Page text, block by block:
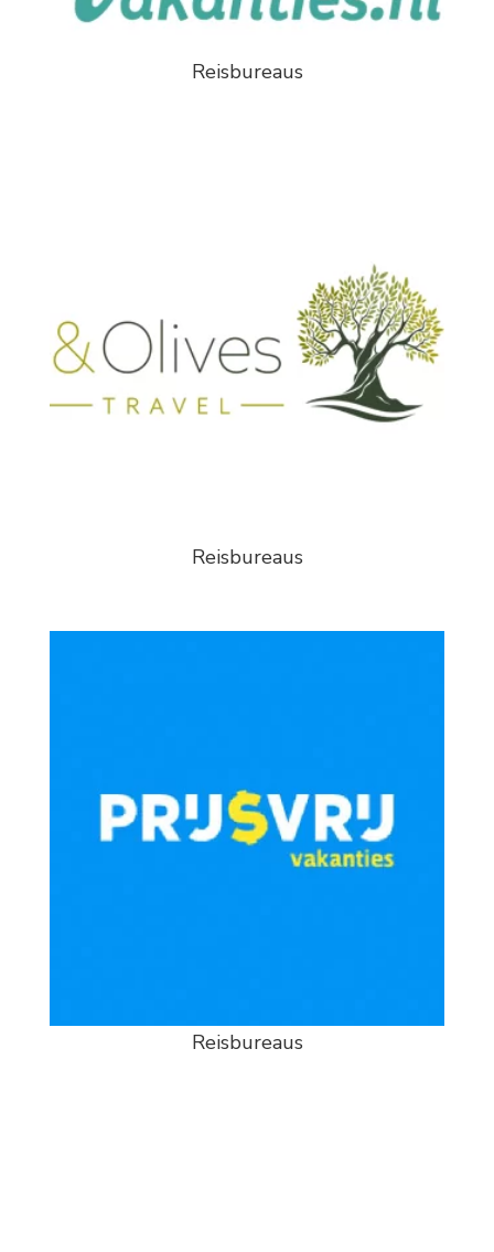
Reisbureaus
Reisbureaus
Reisbureaus